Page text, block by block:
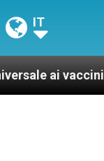
IT
per un